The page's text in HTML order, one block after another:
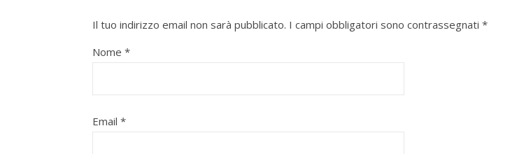
Il tuo indirizzo email non sarà pubblicato. I campi obbligatori sono contrassegnati *
Nome *
Email *